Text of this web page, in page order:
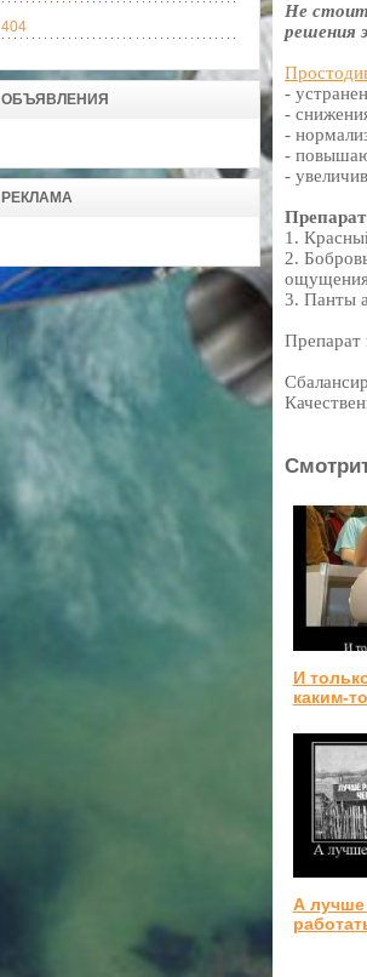
404
ОБЪЯВЛЕНИЯ
РЕКЛАМА
Не стоит
решения
-
-
-
-
-
1.
2.
3. Панты
Препарат
И
каким-
А лучше